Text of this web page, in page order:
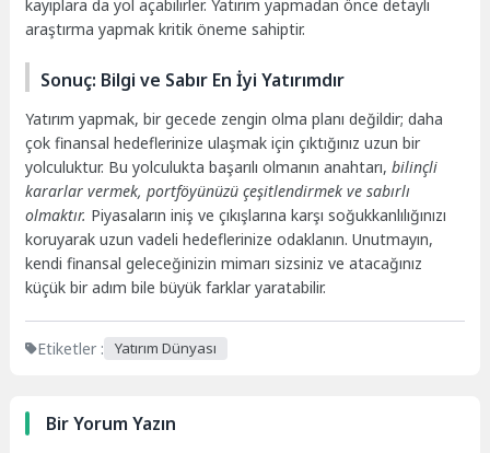
kayıplara da yol açabilirler. Yatırım yapmadan önce detaylı
araştırma yapmak kritik öneme sahiptir.
Sonuç: Bilgi ve Sabır En İyi Yatırımdır
Yatırım yapmak, bir gecede zengin olma planı değildir; daha
çok finansal hedeflerinize ulaşmak için çıktığınız uzun bir
yolculuktur. Bu yolculukta başarılı olmanın anahtarı,bilinçli
kararlar vermek, portföyünüzü çeşitlendirmek ve sabırlı
olmaktır. Piyasaların iniş ve çıkışlarına karşı soğukkanlılığınızı
koruyarak uzun vadeli hedeflerinize odaklanın. Unutmayın,
kendi finansal geleceğinizin mimarı sizsiniz ve atacağınız
küçük bir adım bile büyük farklar yaratabilir.
Etiketler : Yatırım Dünyası
Bir Yorum Yazın